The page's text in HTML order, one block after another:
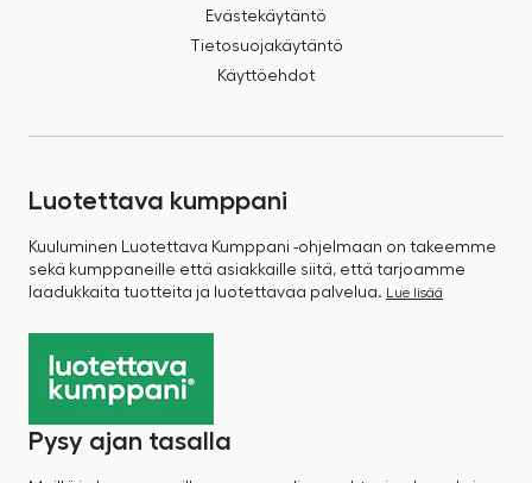
Evästekäytäntö
Tietosuojakäytäntö
Käyttöehdot
Luotettava kumppani
Kuuluminen Luotettava Kumppani -ohjelmaan on takeemme
sekä kumppaneille että asiakkaille siitä, että tarjoamme
laadukkaita tuotteita ja luotettavaa palvelua. Lue lisää
Pysy ajan tasalla